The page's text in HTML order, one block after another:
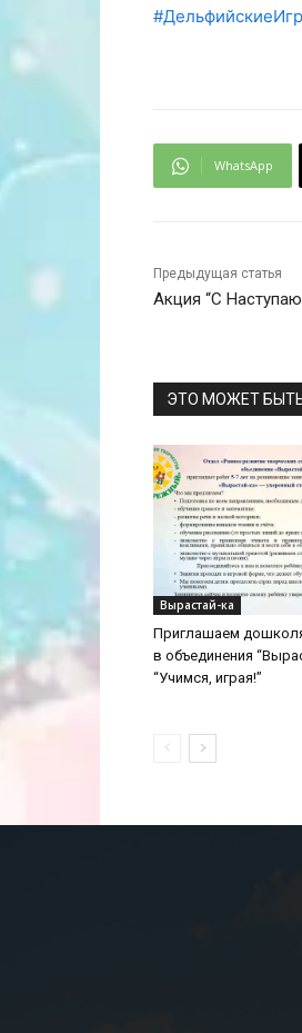
WhatsApp
Предыдущая статья
Акция “С
ЭТО МОЖЕТ
Вырастай-ка
Приглашаем
в объединения
“Учимся, играя!”